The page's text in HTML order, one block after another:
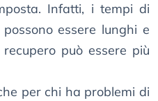
Infatti, i tempi di
essere lunghi e
può essere più
per chi ha problemi di